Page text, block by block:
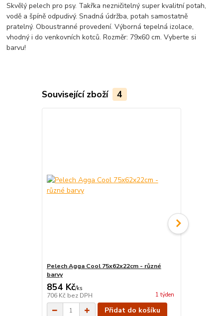
Skvělý pelech pro psy. Takřka nezničitelný super kvalitní potah,
vodě a špíně odpudivý. Snadná údržba, potah samostatně
pratelný. Oboustranné provedení. Výborná tepelná izolace,
vhodný i do venkovních kotců. Rozměr: 79x60 cm. Vyberte si
barvu!
Související zboží 4
Pelech Agga Cool 75x62x22cm - různé
barvy
854 Kč/ks
706 Kč bez DPH 1 týden
Přidat do košíku